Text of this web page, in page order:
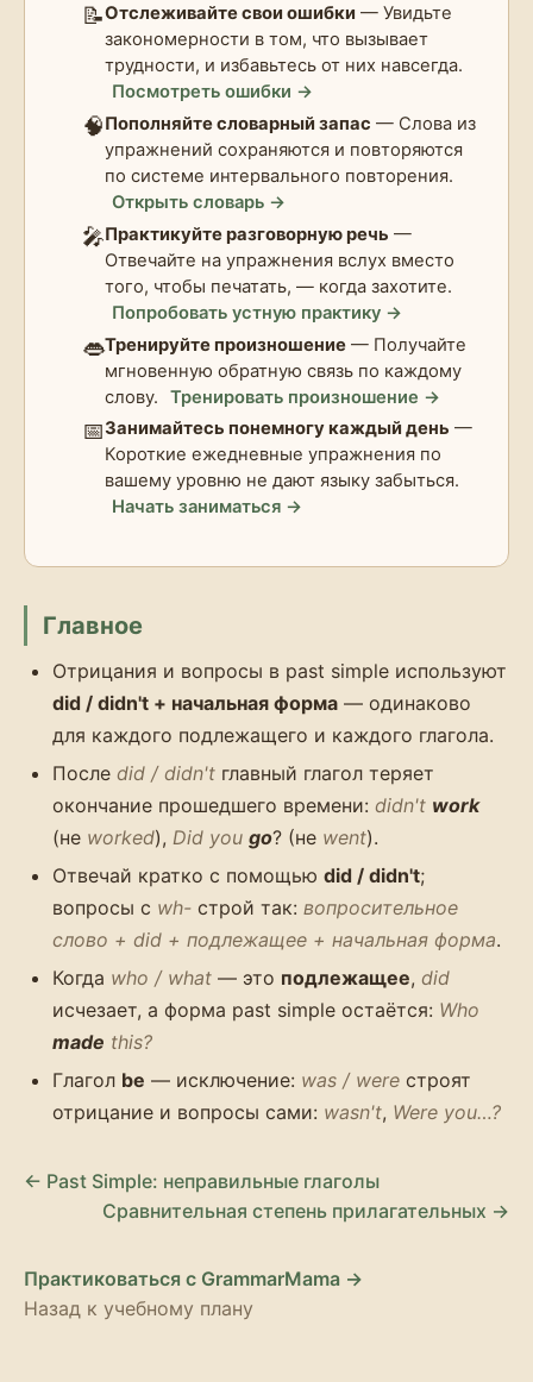
📝Отслеживайте свои ошибки — Увидьте
закономерности в том, что вызывает
трудности, и избавьтесь от них навсегда.
Посмотреть ошибки →
🧠Пополняйте словарный запас — Слова из
упражнений сохраняются и повторяются
по системе интервального повторения.
Открыть словарь →
🎤Практикуйте разговорную речь —
Отвечайте на упражнения вслух вместо
того, чтобы печатать, — когда захотите.
Попробовать устную практику →
👄Тренируйте произношение — Получайте
мгновенную обратную связь по каждому
слову.
Тренировать произношение →
📅Занимайтесь понемногу каждый день —
Короткие ежедневные упражнения по
вашему уровню не дают языку забыться.
Начать заниматься →
Главное
Отрицания и вопросы в past simple используют
did / didn't + начальная форма — одинаково
для каждого подлежащего и каждого глагола.
После did / didn't главный глагол теряет
окончание прошедшего времени: didn't work
(не worked), Did you go? (не went).
Отвечай кратко с помощью did / didn't;
вопросы с wh- строй так: вопросительное
слово + did + подлежащее + начальная форма.
Когда who / what — это подлежащее, did
исчезает, а форма past simple остаётся: Who
made this?
Глагол be — исключение: was / were строят
отрицание и вопросы сами: wasn't, Were you…?
← Past Simple: неправильные глаголы
Сравнительная степень прилагательных →
Практиковаться с GrammarMama →
Назад к учебному плану